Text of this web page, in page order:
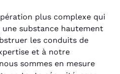
plus complexe qui
substance hautement
les conduits de
et à notre
sommes en mesure